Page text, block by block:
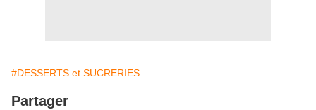
#DESSERTS et SUCRERIES
Partager